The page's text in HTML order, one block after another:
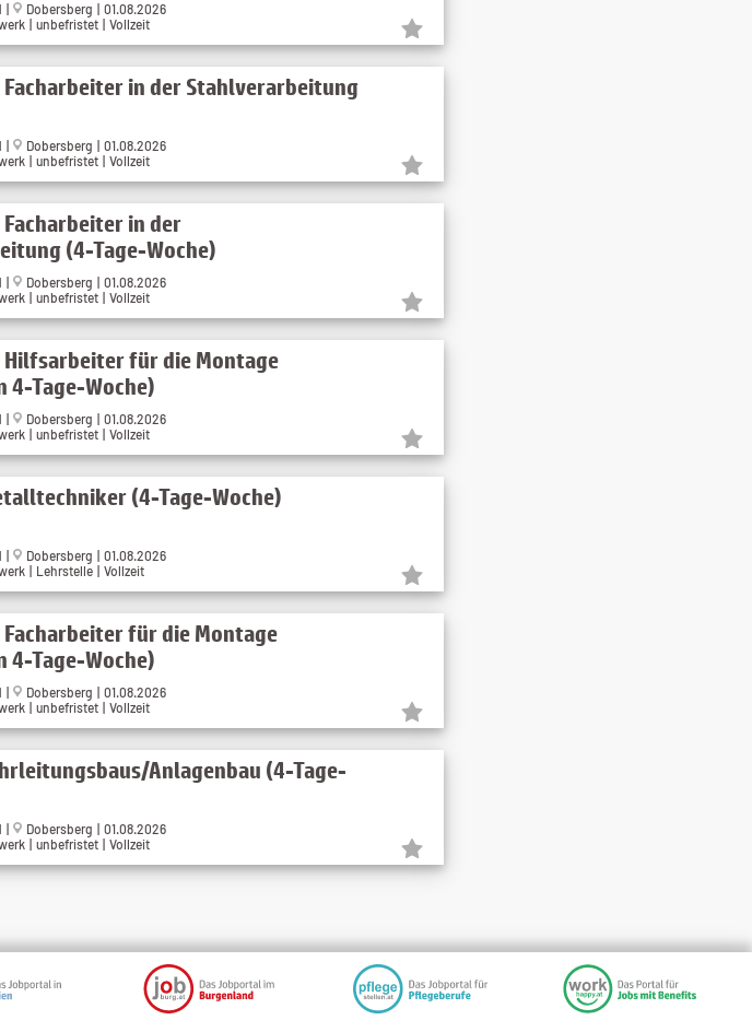
|
Dobersberg | 01.08.2026
| unbefristet | Vollzeit
in der Stahlverarbeitung
|
Dobersberg | 01.08.2026
| unbefristet | Vollzeit
in der
(4-Tage-Woche)
|
Dobersberg | 01.08.2026
| unbefristet | Vollzeit
für die Montage
4-Tage-Woche)
|
Dobersberg | 01.08.2026
| unbefristet | Vollzeit
(4-Tage-Woche)
|
Dobersberg | 01.08.2026
| Lehrstelle | Vollzeit
für die Montage
4-Tage-Woche)
|
Dobersberg | 01.08.2026
| unbefristet | Vollzeit
Anlagenbau (4-Tage-
|
Dobersberg | 01.08.2026
| unbefristet | Vollzeit